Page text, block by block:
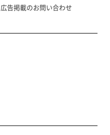
広告掲載のお問い合わせ